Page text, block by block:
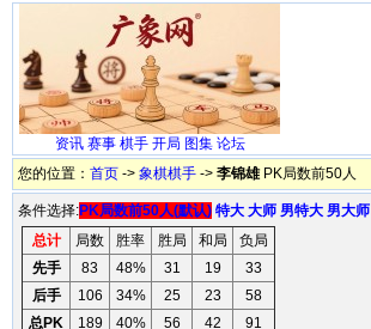
资讯 赛事 棋手 开局 图集 论坛
您的位置： 首页 -> 象棋棋手 -> 李锦雄PK局数前50人
条件选择:PK局数前50人(默认) 特大 大师 男特大 男大师
总计
局数 胜率 胜局 和局
负局
先手
83 48% 31 19
33
后手
106 34% 25 23
58
总PK
189 40% 56 42
91